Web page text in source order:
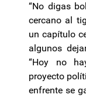
“No digas
cercano al
un capítulo
algunos
“Hoy no
proyecto
enfrente se